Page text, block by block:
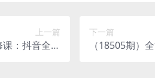
上一篇
：抖音全域
下一篇
（18505期）